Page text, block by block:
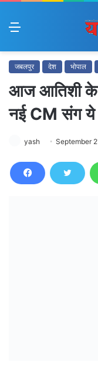
Menu
जबलपुर देश भोपाल
आज आतिशी के
नई CM संग ये
yash September